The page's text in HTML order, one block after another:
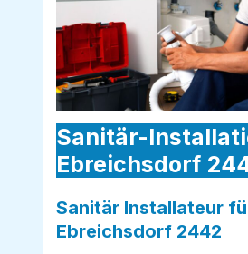
Sanitär-
Ebreichsdorf
Sanitär Installateur
Ebreichsdorf 2442